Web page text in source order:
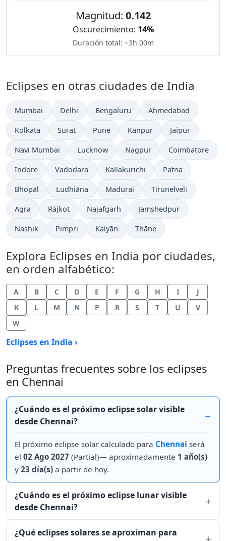
Magnitud: 0.142
Oscurecimiento: 14%
Duración total: ~3h 00m
Eclipses en otras ciudades de India
Mumbai Delhi Bengaluru Ahmedabad
Kolkata Surat Pune Kanpur Jaipur
Navi Mumbai Lucknow Nagpur Coimbatore
Indore Vadodara Kallakurichi Patna
Bhopāl Ludhiāna Madurai Tirunelveli
Agra Rājkot Najafgarh Jamshedpur
Nashik Pimpri Kalyān Thāne
Explora Eclipses en India por ciudades,
en orden alfabético:
A B C D E F G H I
J
K
L M N P R S T U
V
W
Eclipses en India ›
Preguntas frecuentes sobre los eclipses
en Chennai
¿Cuándo es el próximo eclipse solar visible
desde Chennai?
El próximo eclipse solar calculado para Chennai será
el 02 Ago 2027 (Partial)— aproximadamente 1 año(s)
y 23 día(s) a partir de hoy.
¿Cuándo es el próximo eclipse lunar visible
desde Chennai?
¿Qué eclipses solares se aproximan para